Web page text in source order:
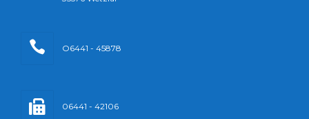
O6441 - 45878
06441 - 42106